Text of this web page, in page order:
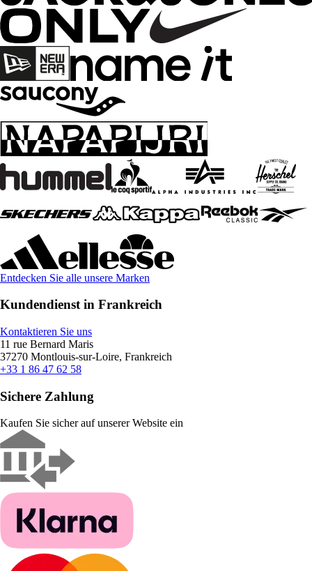
Entdecken Sie alle unsere Marken
Kundendienst in Frankreich
Kontaktieren Sie uns
11 rue Bernard Maris
37270 Montlouis-sur-Loire, Frankreich
+33 1 86 47 62 58
Sichere Zahlung
Kaufen Sie sicher auf unserer Website ein